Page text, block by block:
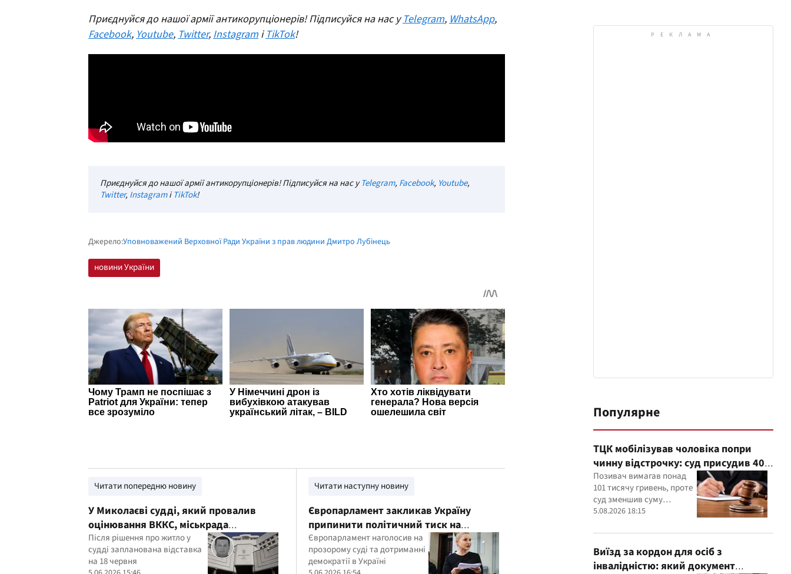
Приєднуйся до нашої армії антикорупціонерів! Підписуйся на нас уTelegram, WhatsApp,
Facebook, Youtube, Twitter, Instagram і TikTok!
Приєднуйся до нашої армії антикорупціонерів! Підписуйся на нас уTelegram, Facebook, Youtube,
Twitter, InstagramіTikTok!
Джерело:Уповноважений Верховної Ради України з прав людини Дмитро Лубінець
новини України
Читати попередню новину
У Миколаєві судді, який провалив
оцінювання ВККС, міськрада
подарувала квартиру за 2,4 млн грн
Після рішення про житло у
судді запланована відставка
на 18 червня
Читати наступну новину
Європарламент закликав Україну
припинити політичний тиск на
Тимошенко
Європарламент наголосив на
прозорому суді та дотриманні
демократії в Україні
Популярне
ТЦК мобілізував чоловіка попри
чинну відстрочку: суд присудив 40
тисяч гривень компенсації
Позивач вимагав понад
101 тисячу гривень, проте
суд зменшив суму
компенсації, керуючись
та співмірності
5.08.2026 18:15
Виїзд за кордон для осіб з
інвалідністю: який документ